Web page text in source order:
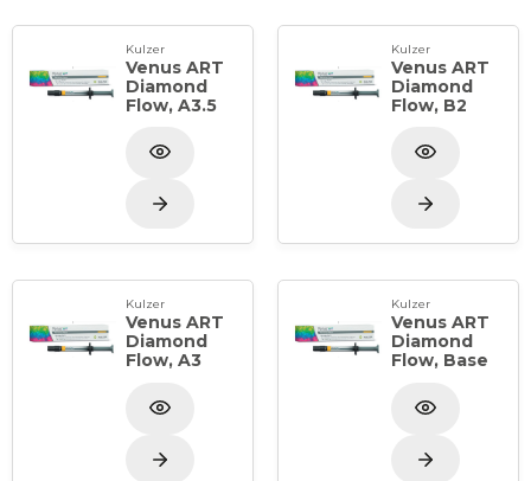
Kulzer
Venus ART
Diamond
Flow, A3.5
Kulzer
Venus ART
Diamond
Flow, B2
Kulzer
Venus ART
Diamond
Flow, A3
Kulzer
Venus ART
Diamond
Flow, Base